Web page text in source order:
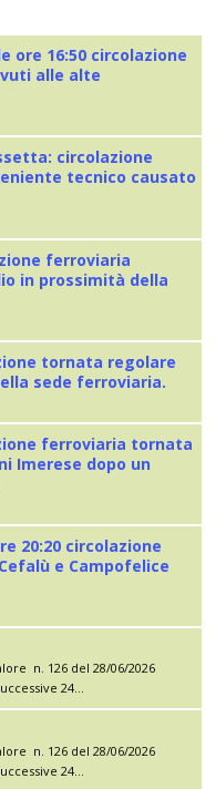
ore 16:50 circolazione
alle alte
circolazione
tecnico causato
ferroviaria
in prossimità della
tornata regolare
sede ferroviaria.
ferroviaria tornata
Imerese dopo un
20:20 circolazione
e Campofelice
n. 126 del 28/06/2026
24...
n. 126 del 28/06/2026
24...